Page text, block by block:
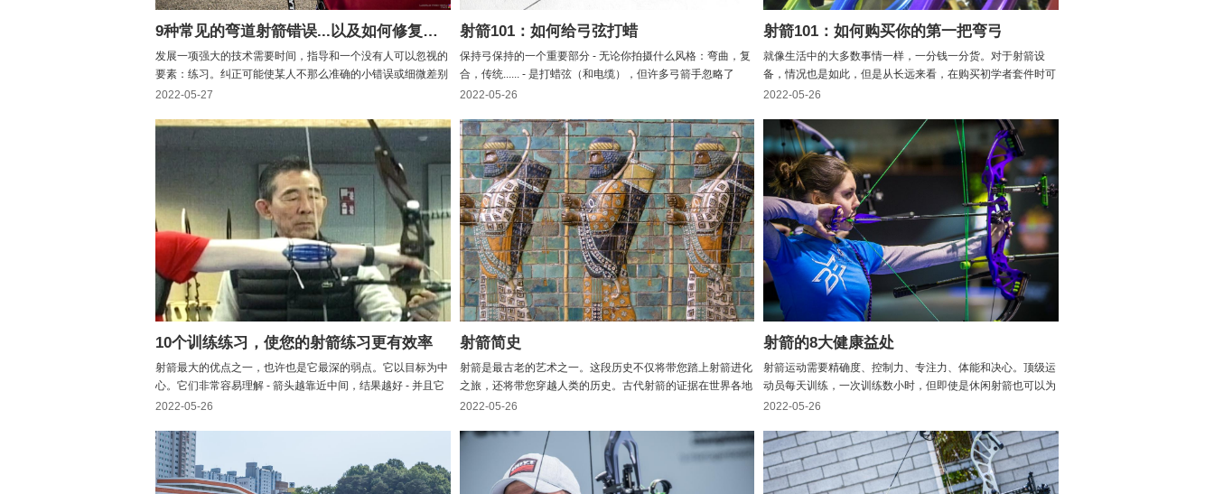
9种常见的弯道射箭错误...以及如何修复它们
发展一项强大的技术需要时间，指导和一个没有人可以忽视的
要素：练习。纠正可能使某人不那么准确的小错误或细微差别
很重要 - 还有谁能比在那里的弓箭手和教练更好地指出它们
常见的错误时所说的话。1. 失去目标“即使弓箭手在全平时瞄
2022-05-27
射箭101：如何给弓弦打蜡
保持弓保持的一个重要部分 - 无论你拍摄什么风格：弯曲，复
合，传统...... - 是打蜡弦（和电缆），但许多弓箭手忽略了
它。弓弦是弓的整体性能的关键。毕竟，是设备将箭头送向目
股线之间 - 并保持扭曲。（如果水进入琴弦，琴...
2022-05-26
射箭101：如何购买你的第一把弯弓
就像生活中的大多数事情一样，一分钱一分货。对于射箭设
备，情况也是如此，但是从长远来看，在购买初学者套件时可
以进行某些投资和捷径，以节省时间和金钱。市场上有来自世
弓设置时，很难弄清楚从哪里开始。入门提示弄清楚你需要什
么：拍摄一个...
2022-05-26
10个训练练习，使您的射箭练习更有效率
射箭最大的优点之一，也许也是它最深的弱点。它以目标为中
心。它们非常容易理解 - 箭头越靠近中间，结果越好 - 并且它
们提供即时反馈。问题就在于此。训练时，弓箭手每次射击都
地方。目标是改进 - 而不是获胜。当专注于工艺时，性能的...
2022-05-26
射箭简史
射箭是最古老的艺术之一。这段历史不仅将带您踏上射箭进化
之旅，还将带您穿越人类的历史。古代射箭的证据在世界各地
都有发现。最早的射箭证据可以追溯到旧石器时代晚期，大约
射箭进行狩猎和战争。在中国，射箭的历史可以追溯到商朝
2022-05-26
射箭的8大健康益处
射箭运动需要精确度、控制力、专注力、体能和决心。顶级运
动员每天训练，一次训练数小时，但即使是休闲射箭也可以为
您的健康带来巨大好处。无论是在室内还是室外练习，无论是
起来，燃烧卡路里并处于更好的心态。以下是八个原因...1...
2022-05-26